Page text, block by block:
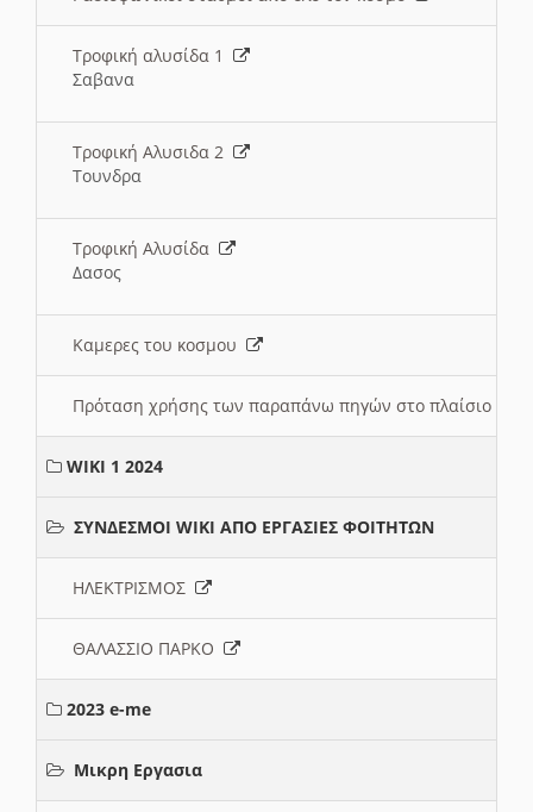
Τροφική αλυσίδα 1
Σαβανα
Τροφική Αλυσιδα 2
Τουνδρα
Τροφική Αλυσίδα
Δασος
Καμερες του κοσμου
Πρόταση χρήσης των παραπάνω πηγών στο πλαίσιο
WIKI 1 2024
ΣΥΝΔΕΣΜΟΙ WIKI ΑΠΟ ΕΡΓΑΣΙΕΣ ΦΟΙΤΗΤΩΝ
ΗΛΕΚΤΡΙΣΜΟΣ
ΘΑΛΑΣΣΙΟ ΠΑΡΚΟ
2023 e-me
Μικρη Εργασια